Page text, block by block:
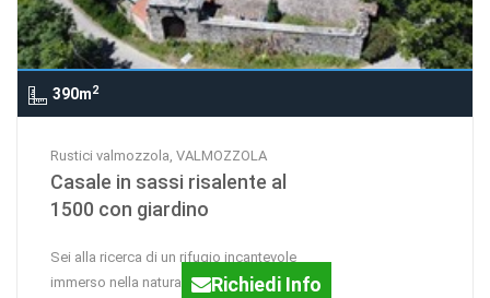
390m2
Rustici valmozzola, VALMOZZOLA
Casale in sassi risalente al
1500 con giardino
Sei alla ricerca di un rifugio incantevole
immerso nella natura? Non cercare
Richiedi Info